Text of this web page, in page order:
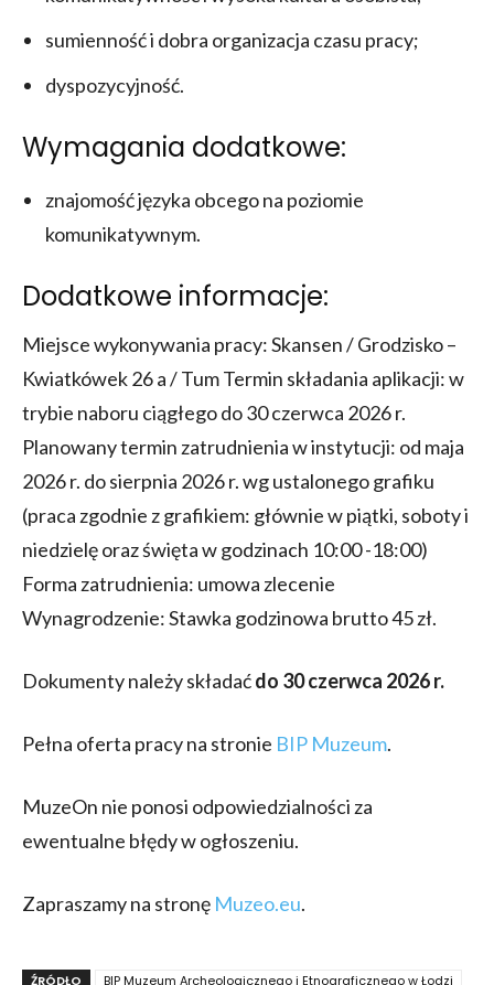
sumienność i dobra organizacja czasu pracy;
dyspozycyjność.
Wymagania dodatkowe:
znajomość języka obcego na poziomie
komunikatywnym.
Dodatkowe informacje:
Miejsce wykonywania pracy: Skansen / Grodzisko –
Kwiatkówek 26 a / Tum Termin składania aplikacji: w
trybie naboru ciągłego do 30 czerwca 2026 r.
Planowany termin zatrudnienia w instytucji: od maja
2026 r. do sierpnia 2026 r. wg ustalonego grafiku
(praca zgodnie z grafikiem: głównie w piątki, soboty i
niedzielę oraz święta w godzinach 10:00 -18:00)
Forma zatrudnienia: umowa zlecenie
Wynagrodzenie: Stawka godzinowa brutto 45 zł.
Dokumenty należy składaćdo 30 czerwca 2026 r.
Pełna oferta pracy na stronie BIP Muzeum.
MuzeOn nie ponosi odpowiedzialności za
ewentualne błędy w ogłoszeniu.
Zapraszamy na stronę Muzeo.eu.
ŹRÓDŁO BIP Muzeum Archeologicznego i Etnograficznego w Łodzi